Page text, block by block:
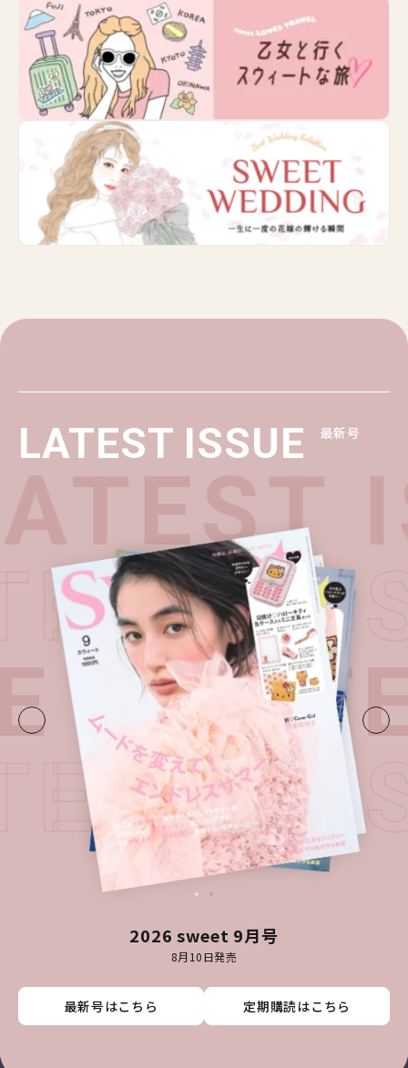
LATEST ISSUE 最新号
2026 sweet 9月号
8月10日発売
最新号はこちら 定期購読はこちら
最新号はこちら 定期購読はこちら
最新号はこちら 定期購読はこちら
最新号はこちら 定期購読はこちら